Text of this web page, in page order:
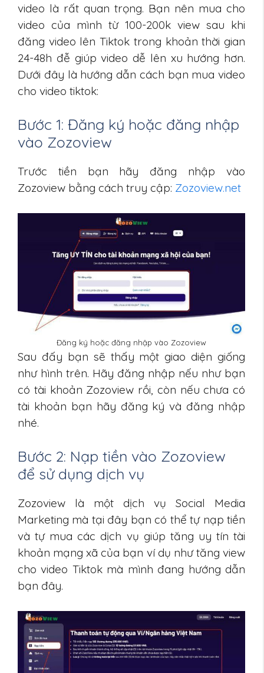
video là rất quan trọng. Bạn nên mua cho
video của mình từ 100-200k view sau khi
đăng video lên Tiktok trong khoản thời gian
24-48h đễ giúp video dễ lên xu hướng hơn.
Dưới đây là hướng dẫn cách bạn mua video
cho video tiktok:
Bước 1: Đăng ký hoặc đăng nhập
vào Zozoview
Trước tiền bạn hãy đăng nhập vào
Zozoview bằng cách truy cập: Zozoview.net
Đăng ký hoặc đăng nhập vào Zozoview
Sau đấy bạn sẽ thấy một giao diện giống
như hình trên. Hãy đăng nhập nếu như bạn
có tài khoản Zozoview rồi, còn nếu chưa có
tài khoản bạn hãy đăng ký và đăng nhập
nhé.
Bước 2: Nạp tiền vào Zozoview
để sử dụng dịch vụ
Zozoview là một dịch vụ Social Media
Marketing mà tại đây bạn có thể tự nạp tiền
và tự mua các dịch vụ giúp tăng uy tín tài
khoản mạng xã của bạn ví dụ như tăng view
cho video Tiktok mà mình đang hướng dẫn
bạn đây.